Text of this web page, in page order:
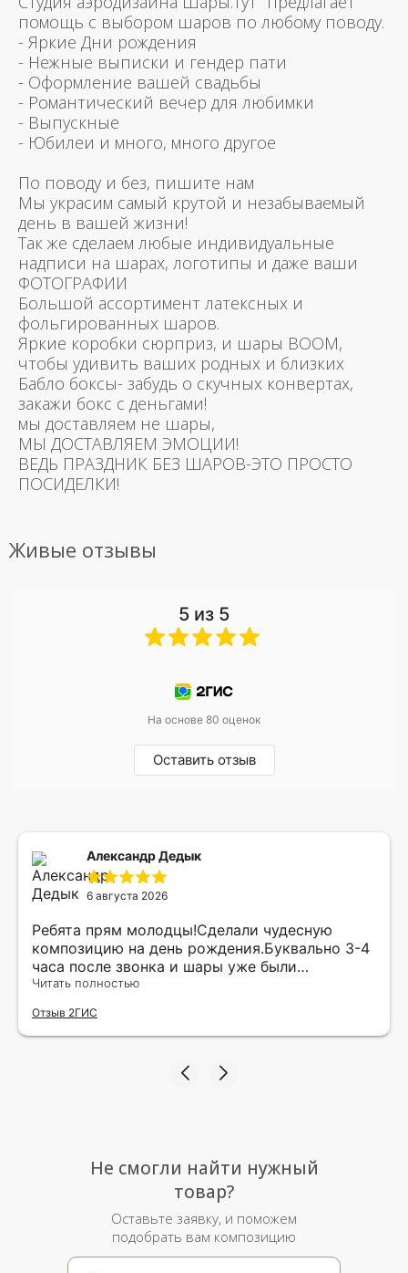
помощь с выбором шаров по любому поводу.
- Яркие Дни рождения
- Нежные выписки и гендер пати
- Оформление вашей свадьбы
- Романтический вечер для любимки
- Выпускные
- Юбилеи и много, много другое
По поводу и без, пишите нам
Мы украсим самый крутой и незабываемый
день в вашей жизни!
Так же сделаем любые индивидуальные
надписи на шарах, логотипы и даже ваши
ФОТОГРАФИИ
Большой ассортимент латексных и
фольгированных шаров.
Яркие коробки сюрприз, и шары BOOM,
чтобы удивить ваших родных и близких
Бабло боксы- забудь о скучных конвертах,
закажи бокс с деньгами!
мы доставляем не шары,
МЫ ДОСТАВЛЯЕМ ЭМОЦИИ!
ВЕДЬ ПРАЗДНИК БЕЗ ШАРОВ-ЭТО ПРОСТО
ПОСИДЕЛКИ!
Живые отзывы
5 из 5
На основе 80 оценок
Оставить отзыв
Александр Дедык
6 августа 2026
Ребята прям молодцы!Сделали чудесную
композицию на день рождения.Буквально 3-4
часа после звонка и шары уже были
доставлены мне по адресу.Качество
рада.
Читать полностью
Отзыв 2ГИС
Не смогли найти нужный
товар?
Оставьте заявку, и поможем
подобрать вам композицию